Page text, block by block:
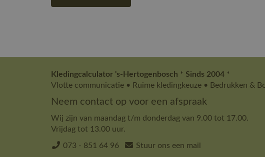
Kledingcalculator 's-Hertogenbosch * Sinds 2004 *
Vlotte communicatie • Ruime kledingkeuze • Bedrukken &
Neem contact op voor een afspraak
Wij zijn van maandag t/m donderdag van 9.00 tot 17.00.
Vrijdag tot 13.00 uur.
073 - 851 64 96 Stuur ons een mail